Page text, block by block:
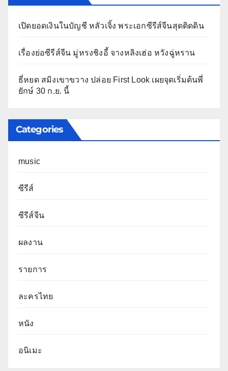
เปิดยอดเงินในบัญชี หลัวเจิ้ง พระเอกซีรีส์จีนสุดติดดิน
เรื่องย่อซีรีส์จีน มู่หรงชิงอี้ จางหลิงเฮ่อ หวังฉู่หราน
ธี่หยด สมิงเขาขวาง ปล่อย First Look เผยจุดเริ่มต้นพี่
ยักษ์ 30 ก.ย. นี้
Categories
music
ซีรีส์
ซีรีส์จีน
ผลงาน
รายการ
ละครไทย
หนัง
อนิเมะ